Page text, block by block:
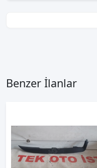
Benzer İlanlar